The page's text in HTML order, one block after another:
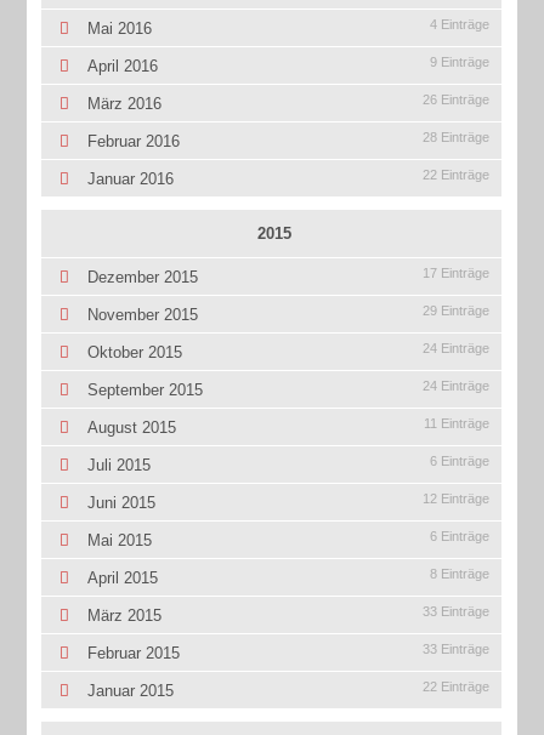
Mai 2016 4 Einträge
April 2016 9 Einträge
März 2016 26 Einträge
Februar 2016 28 Einträge
Januar 2016 22 Einträge
2015
Dezember 2015 17 Einträge
November 2015 29 Einträge
Oktober 2015 24 Einträge
September 2015 24 Einträge
August 2015 11 Einträge
Juli 2015 6 Einträge
Juni 2015 12 Einträge
Mai 2015 6 Einträge
April 2015 8 Einträge
März 2015 33 Einträge
Februar 2015 33 Einträge
Januar 2015 22 Einträge